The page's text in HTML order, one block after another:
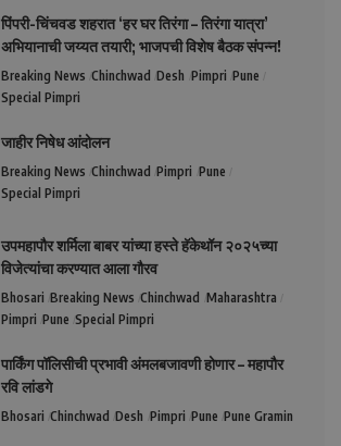
पिंपरी-चिंचवड शहरात ‘हर घर तिरंगा – तिरंगा यात्रा’
अभियानाची जय्यत तयारी; भाजपची विशेष बैठक संपन्न!
Breaking News Chinchwad Desh Pimpri Pune
Special Pimpri
जाहीर निषेध आंदोलन
Breaking News Chinchwad Pimpri Pune
Special Pimpri
उपमहापौर शर्मिला बाबर यांच्या हस्ते हॅकेथॉन २०२५च्या
विजेत्यांचा करण्यात आला गौरव
Bhosari Breaking News Chinchwad Maharashtra
Pimpri Pune Special Pimpri
पार्किंग पॉलिसीची प्रभावी अंमलबजावणी होणार – महापौर
रवि लांडगे
Bhosari Chinchwad Desh Pimpri Pune Pune Gramin